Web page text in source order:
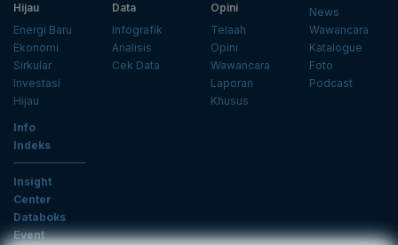
Hijau
Energi Baru
Ekonomi
Sirkular
Investasi
Hijau
Data
Infografik
Analisis
Cek Data
Opini
Telaah
Opini
Wawancara
Laporan
Khusus
News
Wawancara
Katalogue
Foto
Podcast
Info
Indeks
Insight
Center
Databoks
Event